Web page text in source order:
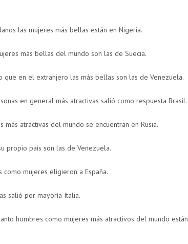
las mujeres más bellas están en Nigeria.
más bellas del mundo son las de Suecia.
que en el extranjero las más bellas son las de Venezuela.
en general más atractivas salió como respuesta Brasil.
atractivas del mundo se encuentran en Rusia.
propio país son las de Venezuela.
como mujeres eligieron a España.
salió por mayoría Italia.
hombres como mujeres más atractivos del mundo están